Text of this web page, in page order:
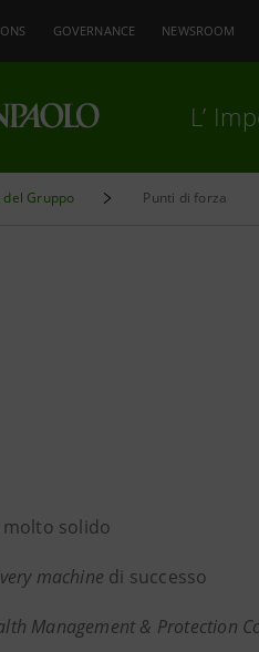
GOVERNANCE NEWSROOM
L’
del Gruppo Punti di forza
molto solido
machine di successo
Management & Protection